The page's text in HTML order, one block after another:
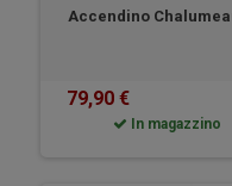
Accendino
79,90 €
In magazzino